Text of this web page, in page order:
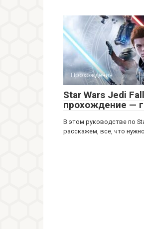
Прохождения
Star Wars Jedi
прохождение —
В этом руководстве по
расскажем, все, что нужно